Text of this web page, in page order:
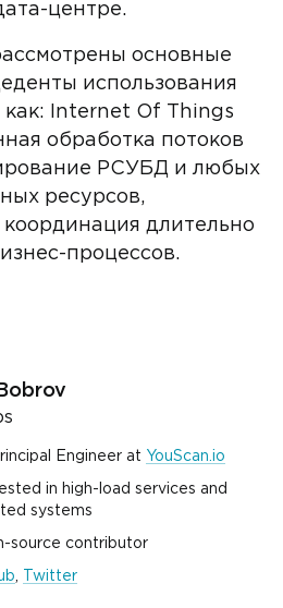
центре.
основные
использования
Internet Of Things
обработка потоков
РСУБД и любых
ресурсов,
координация длительно
процессов.
Engineer at YouScan.io
in high-load services and
systems
source contributor
Twitter